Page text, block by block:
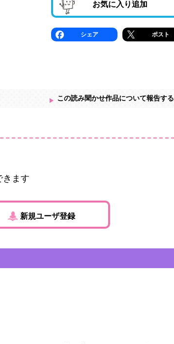
お気に入り追加
シェア ポスト
この読み聞かせ作品について報告する
きます
新規ユーザ登録